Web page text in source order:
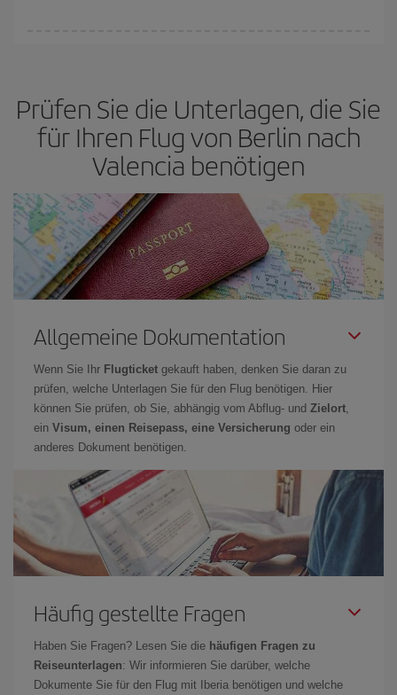
früherSie Ihre Flüge buchen. Wenn Sie außerdem bei der Suche
nach Flügen die Reisedaten und -zeiten ein wenig offen lassen,
können Sie unter den günstigsten Preisen wählen.
Prüfen Sie die Unterlagen, die Sie
für Ihren Flug von Berlin nach
Valencia benötigen
Allgemeine Dokumentation
Wenn Sie Ihr Flugticket gekauft haben, denken Sie daran zu
prüfen, welche Unterlagen Sie für den Flug benötigen. Hier
können Sie prüfen, ob Sie, abhängig vom Abflug- und Zielort,
ein Visum, einen Reisepass, eine Versicherung oder ein
anderes Dokument benötigen.
Häufig gestellte Fragen
Haben Sie Fragen? Lesen Sie die häufigen Fragen zu
Reiseunterlagen: Wir informieren Sie darüber, welche
Dokumente Sie für den Flug mit Iberia benötigen und welche